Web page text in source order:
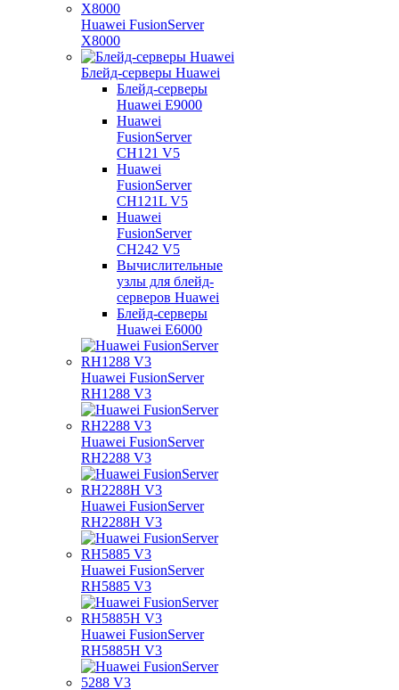
Huawei FusionServer
X8000
Блейд-серверы Huawei
Блейд-серверы
Huawei E9000
Huawei
FusionServer
CH121 V5
Huawei
FusionServer
CH121L V5
Huawei
FusionServer
CH242 V5
Вычислительные
узлы для блейд-
серверов Huawei
Блейд-серверы
Huawei E6000
Huawei FusionServer
RH1288 V3
Huawei FusionServer
RH2288 V3
Huawei FusionServer
RH2288H V3
Huawei FusionServer
RH5885 V3
Huawei FusionServer
RH5885H V3